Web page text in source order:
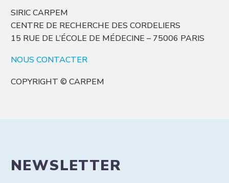
SIRIC CARPEM
CENTRE DE RECHERCHE DES CORDELIERS
15 RUE DE L’ÉCOLE DE MÉDECINE – 75006 PARIS
NOUS CONTACTER
COPYRIGHT © CARPEM
NEWSLETTER